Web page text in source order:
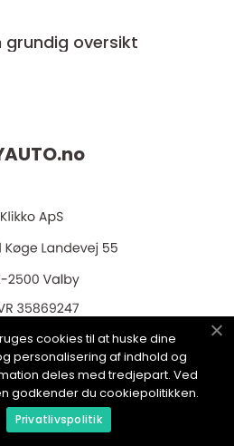
grundig oversikt
no
www.klikko.dk
Menu
cookies til at huske dine
personalisering af indhold og
deles med tredjepart. Ved
godkender du cookiepolitikken.
Privatlivspolitik